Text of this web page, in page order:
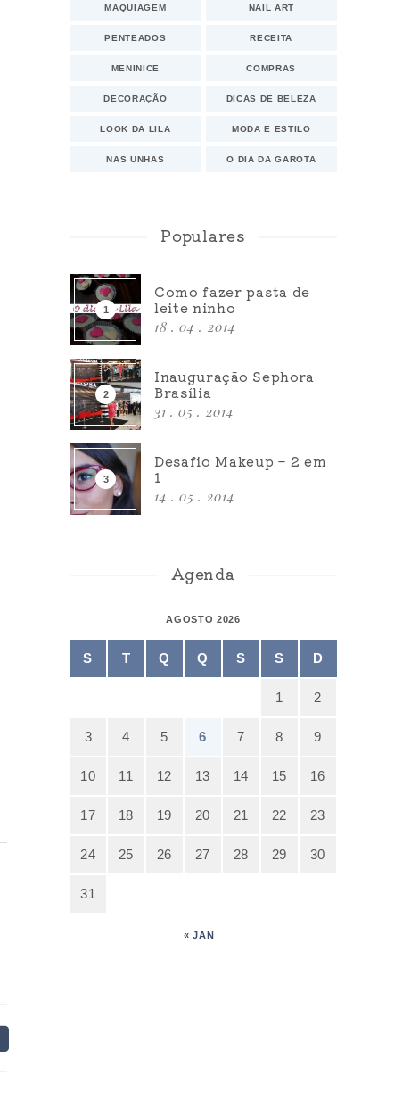
MAQUIAGEM NAIL ART
PENTEADOS RECEITA
MENINICE COMPRAS
DECORAÇÃO DICAS DE BELEZA
LOOK DA LILA MODA E ESTILO
NAS UNHAS O DIA DA GAROTA
Populares
Como fazer pasta de
leite ninho
18 . 04 . 2014
Inauguração Sephora
Brasília
31 . 05 . 2014
Desafio Makeup – 2 em
1
14 . 05 . 2014
Agenda
AGOSTO 2026
S T Q Q S S D
1 2
3 4 5 6 7 8 9
10 11 12 13 14 15 16
17 18 19 20 21 22 23
24 25 26 27 28 29 30
31
« JAN